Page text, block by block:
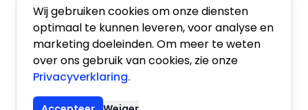
Wij gebruiken cookies om onze diensten
optimaal te kunnen leveren, voor analyse en
marketing doeleinden. Om meer te weten
over ons gebruik van cookies, zie onze
Privacyverklaring.
Schakel of automaat?
Financieren of Kopen?